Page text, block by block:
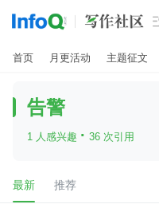
首页 月更活动 主题征文
告警
1 人感兴趣 · 36 次引用
最新 推荐